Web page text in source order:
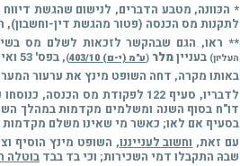
לתקנות מס הכנסה (פטור מהגשת דין-וחשבון),
** ראו, הגם שבהקשר לזכאות לשלם מס בשיעור 10% על-פי סעיף 122 לפקודת מס הכנסה, את פסק-הדין של בית-המשפט המחוזי בירושלים, מפי
העליון) בענייןמלר (ע"מ (י-ם) 403/10 ), בפס' 53 ואילך.
באותו מקרה, דחה השופט מינץ את ערעור המערער ביחס לזכאותו לשלם מס שיעור 10%
בסעיף אם לאו; כאשר מי שאינו משלם מקדמות במהלך השנה ואינו משלם את המס בשיעור
עם זאת, וחשוב לענייננו
שבהּ התקבלו דמי השכירות; וכי בד בבד בוטלה